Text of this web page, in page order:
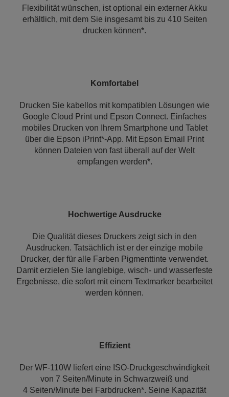
Flexibilität wünschen, ist optional ein externer Akku
erhältlich, mit dem Sie insgesamt bis zu 410 Seiten
drucken können*.
Komfortabel
Drucken Sie kabellos mit kompatiblen Lösungen wie
Google Cloud Print und Epson Connect. Einfaches
mobiles Drucken von Ihrem Smartphone und Tablet
über die Epson iPrint*-App. Mit Epson Email Print
können Dateien von fast überall auf der Welt
empfangen werden*.
Hochwertige Ausdrucke
Die Qualität dieses Druckers zeigt sich in den
Ausdrucken. Tatsächlich ist er der einzige mobile
Drucker, der für alle Farben Pigmenttinte verwendet.
Damit erzielen Sie langlebige, wisch- und wasserfeste
Ergebnisse, die sofort mit einem Textmarker bearbeitet
werden können.
Effizient
Der WF-110W liefert eine ISO-Druckgeschwindigkeit
von 7 Seiten/Minute in Schwarzweiß und
4 Seiten/Minute bei Farbdrucken*. Seine Kapazität